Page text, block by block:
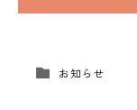
お知らせ